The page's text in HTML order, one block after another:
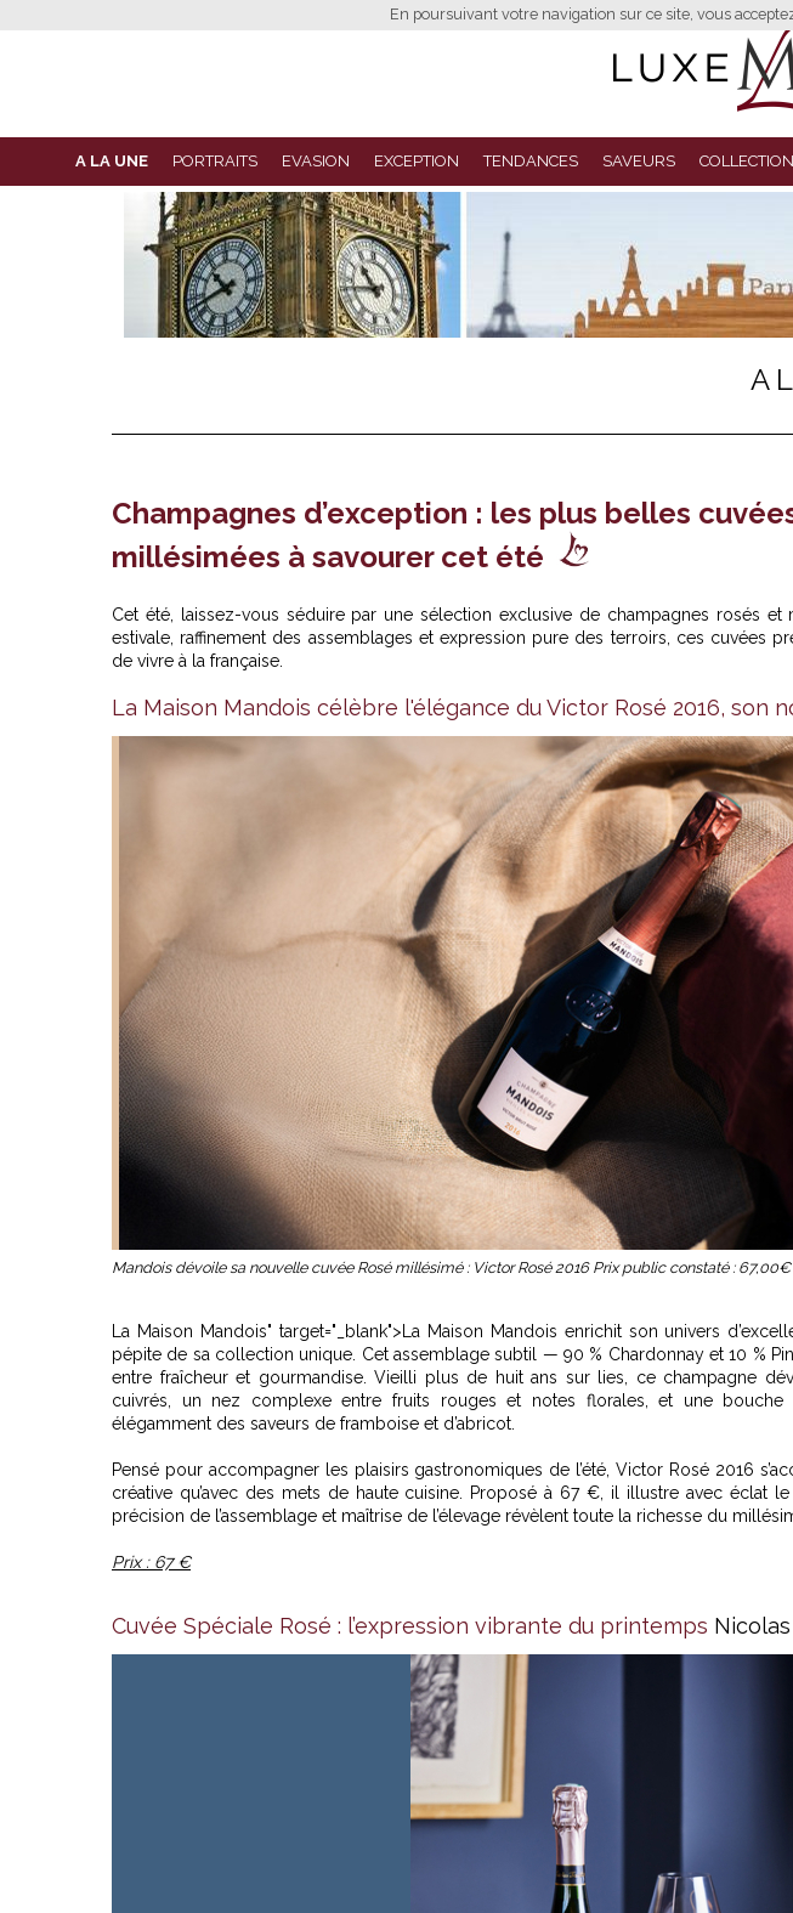
En poursuivant votre navigation sur ce site, vous
A LA UNE PORTRAITS EVASION EXCEPTION TENDANCES SAVEURS COLLECTION
A
Champagnes d’exception : les plus belles
millésimées à savourer cet été
Cet été, laissez-vous séduire par une sélection exclusive de champagnes rosés et
estivale, raffinement des assemblages et expression pure des terroirs, ces cuvées
de vivre à la française.
La Maison Mandois célèbre l'élégance du Victor Rosé 2016, son
Mandois dévoile sa nouvelle cuvée Rosé millésimé : Victor Rosé 2016 Prix public constaté :
La Maison Mandois" target="_blank"> La Maison Mandois enrichit son univers
pépite de sa collection unique. Cet assemblage subtil — 90 % Chardonnay et 10 %
entre fraîcheur et gourmandise. Vieilli plus de huit ans sur lies, ce champagne
cuivrés, un nez complexe entre fruits rouges et notes florales, et une
élégamment des saveurs de framboise et d’abricot.
Pensé pour accompagner les plaisirs gastronomiques de l’été, Victor Rosé 2016
créative qu’avec des mets de haute cuisine. Proposé à 67 €, il illustre avec éclat
précision de l’assemblage et maîtrise de l’élevage révèlent toute la richesse du
Prix : 67 €
Cuvée Spéciale Rosé : l’expression vibrante du printemps